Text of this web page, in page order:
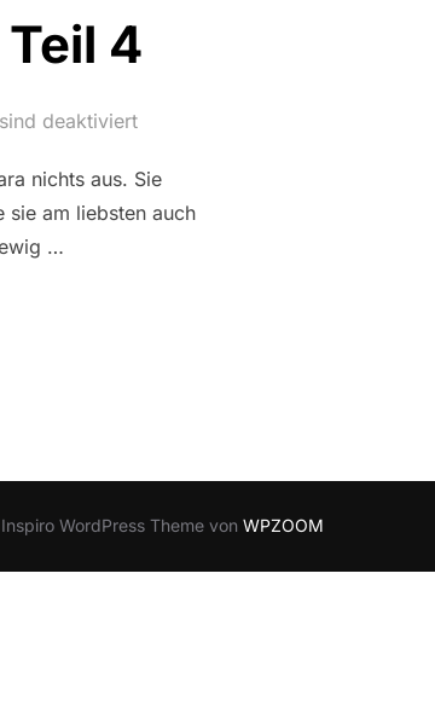
4
deaktiviert
nichts aus. Sie
sie am liebsten auch
…
TEIL 4″
Inspiro WordPress Theme von WPZOOM